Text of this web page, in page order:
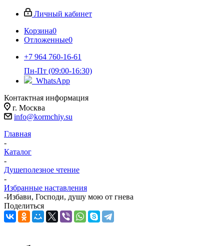
Личный кабинет
Корзина0
Отложенные0
+7 964 760-16-61
Пн-Пт (09:00-16:30)
WhatsApp
Контактная информация
г. Москва
info@kormchiy.su
Главная
-
Каталог
-
Душеполезное чтение
-
Избранные наставления
-Избави, Господи, душу мою от гнева
Поделиться